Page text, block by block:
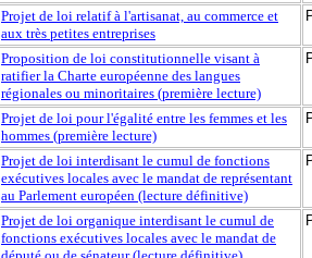
Projet de loi relatif à l'artisanat, au commerce et
aux très petites entreprises
Proposition de loi constitutionnelle visant à
ratifier la Charte européenne des langues
régionales ou minoritaires (première lecture)
Projet de loi pour l'égalité entre les femmes et les
hommes (première lecture)
Projet de loi interdisant le cumul de fonctions
exécutives locales avec le mandat de représentant
au Parlement européen (lecture définitive)
Projet de loi organique interdisant le cumul de
fonctions exécutives locales avec le mandat de